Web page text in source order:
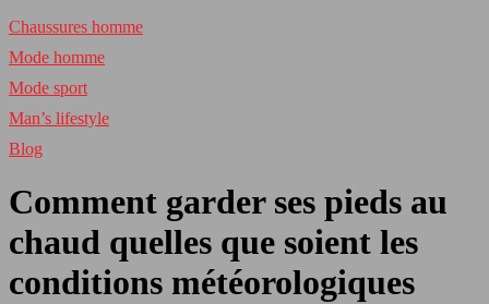
Chaussures homme
Mode homme
Mode sport
Man’s lifestyle
Blog
Comment garder ses pieds au
chaud quelles que soient les
conditions météorologiques